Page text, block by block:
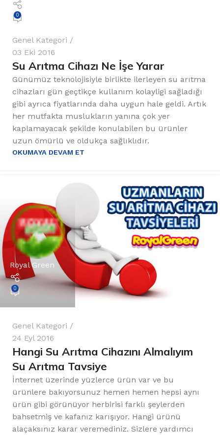
0
Genel Kategori
03 Eki 2016
Su Arıtma Cihazı Ne İşe Yarar
Günümüz teknolojisiyle birlikte ilerleyen su arıtma
cihazları gün geçtikçe kullanım kolayligi sağladığı
gibi ayrıca fiyatlarında daha uygun hale geldi. Artık
her mutfakta muslukların yanına çok yer
kaplamayacak şekilde konulabilen bu ürünler
uzun ömürlü ve oldukça sağlıklıdır.
OKUMAYA DEVAM ET
Royal Green
0
Genel Kategori
24 Eyl 2016
Hangi Su Arıtma Cihazını Almalıyım
Su Arıtma Tavsiye
İnternet üzerinde yüzlerce ürün var ve bu
ürünlere bakıyorsunuz hemen hemen hepsi aynı
ürün gibi görünüyor herbirisi farklı şeylerden
bahsetmiş ve kafanız karışıyor. Hangi ürünü
alaçaksınız karar veremediniz. Sizlere yardımcı